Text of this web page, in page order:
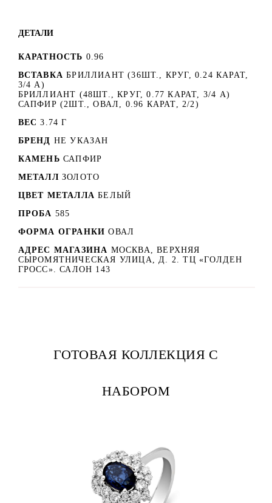
ДЕТАЛИ
КАРАТНОСТЬ 0.96
ВСТАВКА БРИЛЛИАНТ (36ШТ., КРУГ, 0.24 КАРАТ,
3/4 А)
БРИЛЛИАНТ (48ШТ., КРУГ, 0.77 КАРАТ, 3/4 А)
САПФИР (2ШТ., ОВАЛ, 0.96 КАРАТ, 2/2)
ВЕС 3.74 Г
БРЕНД НЕ УКАЗАН
КАМЕНЬ САПФИР
МЕТАЛЛ ЗОЛОТО
ЦВЕТ МЕТАЛЛА БЕЛЫЙ
ПРОБА 585
ФОРМА ОГРАНКИ ОВАЛ
АДРЕС МАГАЗИНА МОСКВА, ВЕРХНЯЯ
СЫРОМЯТНИЧЕСКАЯ УЛИЦА, Д. 2. ТЦ «ГОЛДЕН
ГРОСС». САЛОН 143
ГОТОВАЯ КОЛЛЕКЦИЯ С
НАБОРОМ